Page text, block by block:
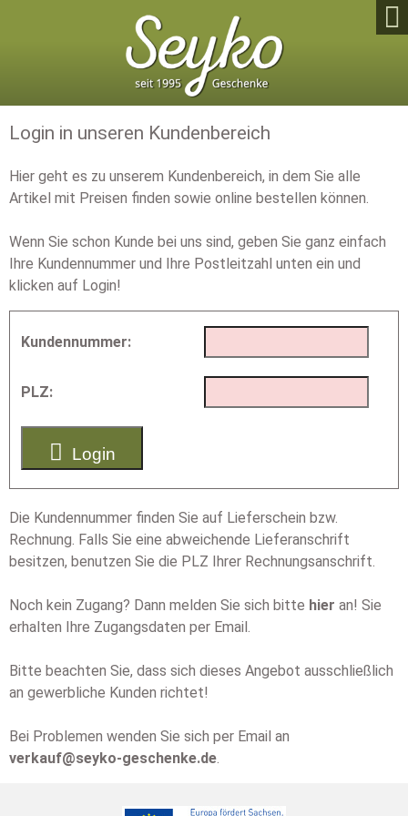

Login in unseren Kundenbereich
Hier geht es zu unserem Kundenbereich, in dem Sie alle
Artikel mit Preisen finden sowie online bestellen können.
Wenn Sie schon Kunde bei uns sind, geben Sie ganz einfach
Ihre Kundennummer und Ihre Postleitzahl unten ein und
klicken auf Login!
Kundennummer:
PLZ:
 Login
Die Kundennummer finden Sie auf Lieferschein bzw.
Rechnung. Falls Sie eine abweichende Lieferanschrift
besitzen, benutzen Sie die PLZ Ihrer Rechnungsanschrift.
Noch kein Zugang? Dann melden Sie sich bitte hier an! Sie
erhalten Ihre Zugangsdaten per Email.
Bitte beachten Sie, dass sich dieses Angebot ausschließlich
an gewerbliche Kunden richtet!
Bei Problemen wenden Sie sich per Email an
verkauf@seyko-geschenke.de.